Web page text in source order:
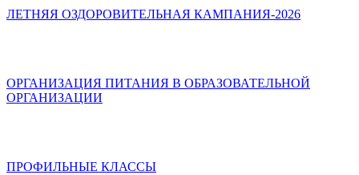
ЛЕТНЯЯ ОЗДОРОВИТЕЛЬНАЯ КАМПАНИЯ-2026
ОРГАНИЗАЦИЯ ПИТАНИЯ В ОБРАЗОВАТЕЛЬНОЙ
ОРГАНИЗАЦИИ
ПРОФИЛЬНЫЕ КЛАССЫ